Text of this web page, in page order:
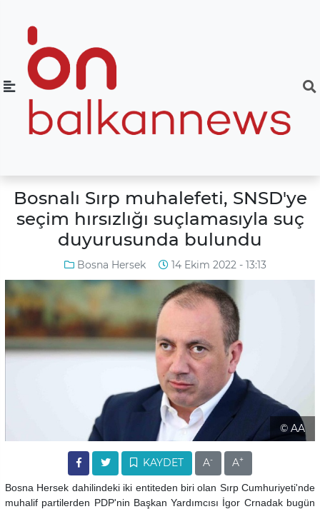
Bosnalı Sırp muhalefeti, SNSD'ye
seçim hırsızlığı suçlamasıyla suç
duyurusunda bulundu
Bosna Hersek 14 Ekim 2022 - 13:13
© AA
KAYDET A- A+
Bosna Hersek dahilindeki iki entiteden biri olan Sırp Cumhuriyeti'nde
muhalif partilerden PDP'nin Başkan Yardımcısı İgor Crnadak bugün